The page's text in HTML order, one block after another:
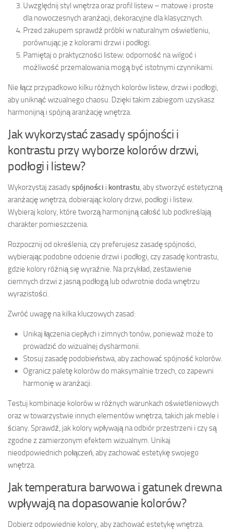
Uwzględnij styl wnętrza oraz profil listew – matowe i proste
dla nowoczesnych aranżacji, dekoracyjne dla klasycznych.
Przed zakupem sprawdź próbki w naturalnym oświetleniu,
porównując je z kolorami drzwi i podłogi.
Pamiętaj o praktyczności listew: odporność na wilgoć i
możliwość przemalowania mogą być istotnymi czynnikami.
Nie łącz przypadkowo kilku różnych kolorów listew, drzwi i podłogi,
aby uniknąć wizualnego chaosu. Dzięki takim zabiegom uzyskasz
harmonijną i spójną aranżację wnętrza.
Jak wykorzystać zasady spójności i
kontrastu przy wyborze kolorów drzwi,
podłogi i listew?
Wykorzystaj zasadyspójności i kontrastu , aby stworzyć estetyczną
aranżację wnętrza, dobierając kolory drzwi, podłogi i listew.
Wybieraj kolory, które tworzą harmonijną całość lub podkreślają
charakter pomieszczenia.
Rozpocznij od określenia, czy preferujesz zasadę spójności,
wybierając podobne odcienie drzwi i podłogi, czy zasadę kontrastu,
gdzie kolory różnią się wyraźnie. Na przykład, zestawienie
ciemnych drzwi z jasną podłogą lub odwrotnie doda wnętrzu
wyrazistości.
Zwróć uwagę na kilka kluczowych zasad:
Unikaj łączenia ciepłych i zimnych tonów, ponieważ może to
prowadzić do wizualnej dysharmonii.
Stosuj zasadę podobieństwa, aby zachować spójność kolorów.
Ogranicz paletę kolorów do maksymalnie trzech, co zapewni
harmonię w aranżacji.
Testuj kombinacje kolorów w różnych warunkach oświetleniowych
oraz w towarzystwie innych elementów wnętrza, takich jak meble i
ściany. Sprawdź, jak kolory wpływają na odbiór przestrzeni i czy są
zgodne z zamierzonym efektem wizualnym. Unikaj
nieodpowiednich połączeń, aby zachować estetykę swojego
wnętrza.
Jak temperatura barwowa i gatunek drewna
wpływają na dopasowanie kolorów?
Dobierz odpowiednie kolory, aby zachować estetykę wnętrza.